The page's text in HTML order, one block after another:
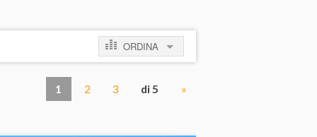
ORDINA
1 2 3 di 5 »